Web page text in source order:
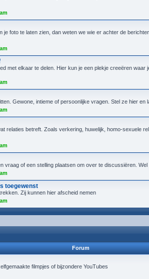
je foto te laten zien, dan weten we wie er achter de
met elkaar te delen. Hier kun je een plekje creeëren waar
Gewone, intieme of persoonlijke vragen. Stel ze hier en
relaties betreft. Zoals verkering, huwelijk, homo-sexuele
vraag of een stelling plaatsen om over te discussiëren.
toegewenst
Zij kunnen hier afscheid nemen
Forum
filmpjes of bijzondere YouTubes